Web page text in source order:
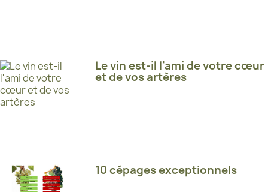
Le vin est-il l'ami de votre cœur
et de vos artères
10 cépages exceptionnels